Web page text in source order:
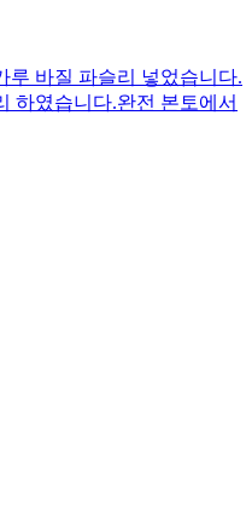
루 바질 파슬리 넣었습니다.
하였습니다.완전 본토에서